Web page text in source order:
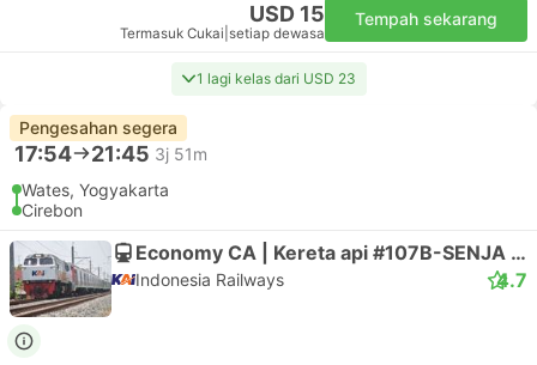
USD 15
Termasuk Cukai setiap dewasa
Tempah sekarang
1 lagi kelas dari USD 23
Pengesahan segera
17:54 21:45 3j 51m
Wates, Yogyakarta
Cirebon
Economy CA | Kereta api #107B-SENJA UTAMA YK
Indonesia Railways 4.7